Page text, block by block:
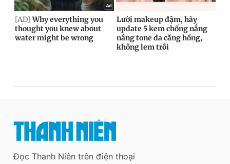
Đọc Thanh Niên trên điện thoại